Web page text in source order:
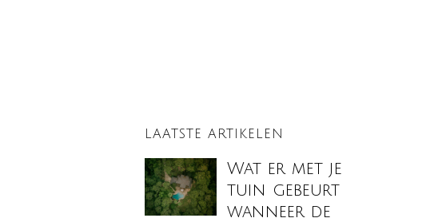
LAATSTE ARTIKELEN
Wat er met je
tuin gebeurt
wanneer de